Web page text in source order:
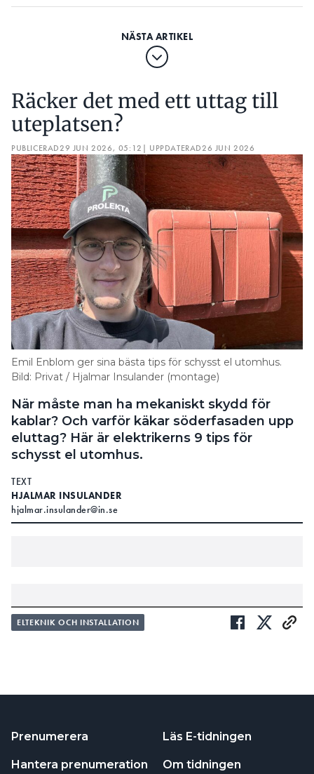
Räcker det med ett uttag till
uteplatsen?
PUBLICERAD29 JUN 2026, 05:12 | UPPDATERAD26 JUN 2026
Emil Enblom ger sina bästa tips för schysst el utomhus.
Bild: Privat / Hjalmar Insulander (montage)
När måste man ha mekaniskt skydd för
kablar? Och varför käkar söderfasaden upp
eluttag? Här är elektrikerns 9 tips för
schysst el utomhus.
TEXT
HJALMAR INSULANDER
hjalmar.insulander@in.se
ARTIKELN I KORTHET: FRÅGOR
1. I VILKET VÄDERSTRECK ÄR MATERIAL MEST
2. I VILKA ANDRA DELAR AV VILLANS UTEMILJÖ
ELTEKNIK OCH INSTALLATION
Prenumerera
Hantera prenumeration
Läs E-tidningen
Om tidningen